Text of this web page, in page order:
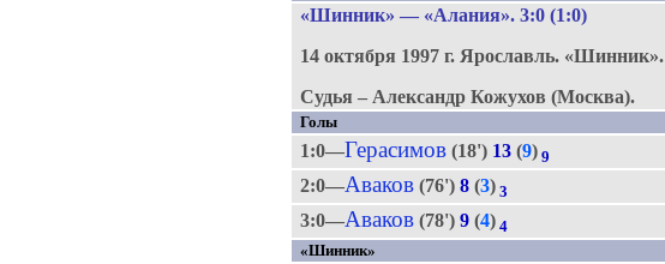
«Шинник» — «Алания». 3:0 (1:0)
14 октября 1997 г. Ярославль. «Шинник».
Судья – Александр Кожухов (Москва).
Голы
1:0—Герасимов (18') 13 (9) 9
2:0—Аваков (76')8 (3) 3
3:0—Аваков (78')9 (4) 4
«Шинник»